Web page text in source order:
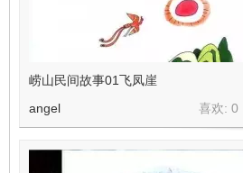
崂山民间故事01飞凤崖
喜欢:
angel